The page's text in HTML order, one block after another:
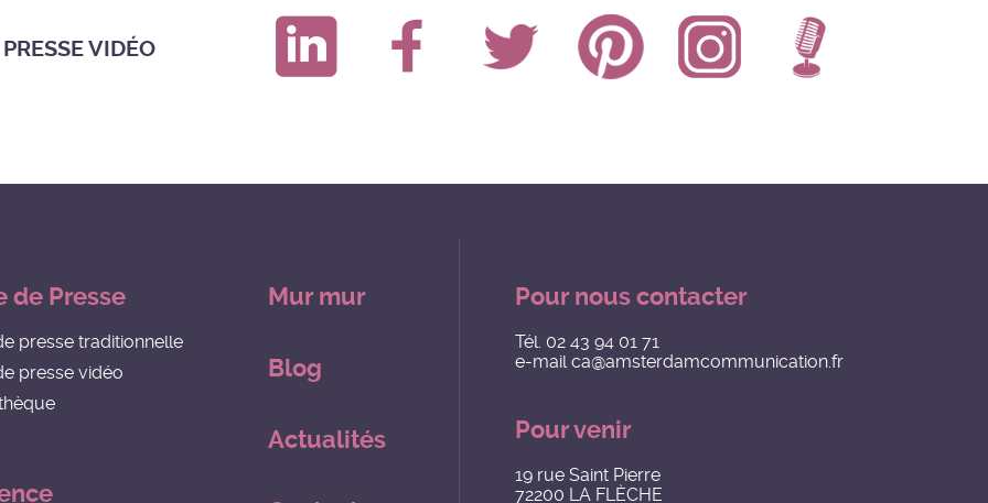
VIDÉO
de Presse
presse traditionnelle
presse vidéo
Mur mur
Blog
Actualités
Pour nous contacter
Tél. 02 43 94 01 71
e-mail ca@amsterdamcommunication.fr
Pour venir
19 rue Saint Pierre
72200 LA FLÈCHE